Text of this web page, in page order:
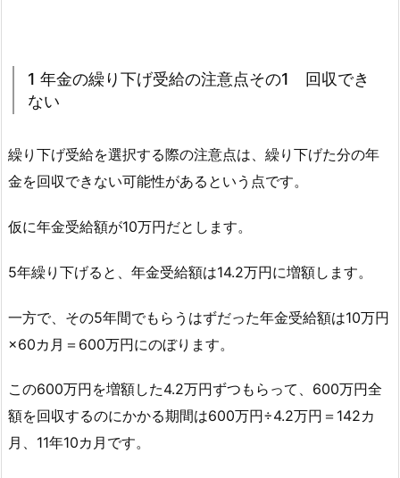
1 年金の繰り下げ受給の注意点その1 回収でき
ない
繰り下げ受給を選択する際の注意点は、繰り下げた分の年
金を回収できない可能性があるという点です。
仮に年金受給額が10万円だとします。
5年繰り下げると、年金受給額は14.2万円に増額します。
一方で、その5年間でもらうはずだった年金受給額は10万円
×60カ月＝600万円にのぼります。
この600万円を増額した4.2万円ずつもらって、600万円全
額を回収するのにかかる期間は600万円÷4.2万円＝142カ
月、11年10カ月です。